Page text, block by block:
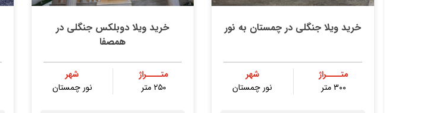
خرید ویلا جنگلی در چمستان به نور
متــــراژ
۳۰۰ متر
شهر
نور چمستان
خرید ویلا دوبلکس جنگلی در
همصفا
متــــراژ
۲۵۰ متر
شهر
نور چمستان